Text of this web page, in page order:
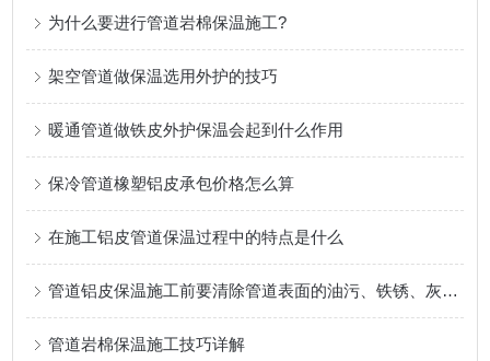
为什么要进行管道岩棉保温施工?
架空管道做保温选用外护的技巧
暖通管道做铁皮外护保温会起到什么作用
保冷管道橡塑铝皮承包价格怎么算
在施工铝皮管道保温过程中的特点是什么
管道铝皮保温施工前要清除管道表面的油污、铁锈、灰尘等杂物
管道岩棉保温施工技巧详解